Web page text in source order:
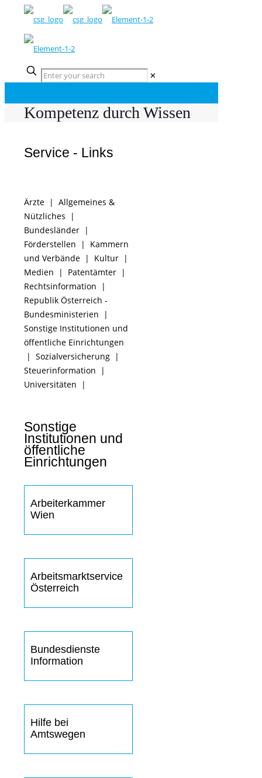
✕
Kompetenz durch Wissen
Service - Links
Ärzte | Allgemeines &
Nützliches |
Bundesländer |
Förderstellen | Kammern
und Verbände | Kultur |
Medien | Patentämter |
Rechtsinformation |
Republik Österreich -
Bundesministerien |
Sonstige Institutionen und
öffentliche Einrichtungen
| Sozialversicherung |
Steuerinformation |
Universitäten |
Sonstige
Institutionen und
öffentliche
Einrichtungen
Arbeiterkammer
Wien
Arbeitsmarktservice
Österreich
Bundesdienste
Information
Hilfe bei
Amtswegen